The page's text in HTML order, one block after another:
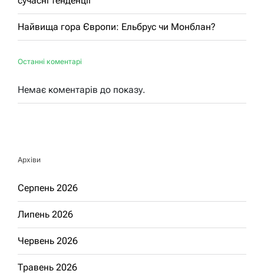
Найвища гора Європи: Ельбрус чи Монблан?
Останні коментарі
Немає коментарів до показу.
Архіви
Серпень 2026
Липень 2026
Червень 2026
Травень 2026